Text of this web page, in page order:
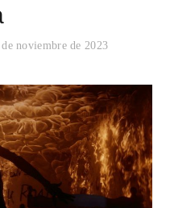
noviembre de 2023